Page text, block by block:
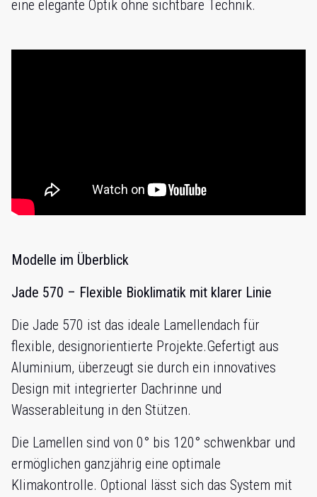
eine elegante Optik ohne sichtbare Technik.
Modelle im Überblick
Jade 570 – Flexible Bioklimatik mit klarer Linie
Die Jade 570 ist das ideale Lamellendach für
flexible, designorientierte Projekte.Gefertigt aus
Aluminium, überzeugt sie durch ein innovatives
Design mit integrierter Dachrinne und
Wasserableitung in den Stützen.
Die Lamellen sind von 0° bis 120° schwenkbar und
ermöglichen ganzjährig eine optimale
Klimakontrolle. Optional lässt sich das System mit